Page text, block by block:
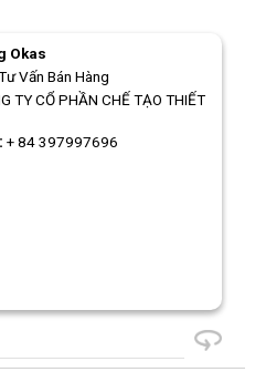
Okas
Vấn Bán Hàng
TY CỔ PHẦN CHẾ TẠO THIẾT BỊ
+ 84 397997696